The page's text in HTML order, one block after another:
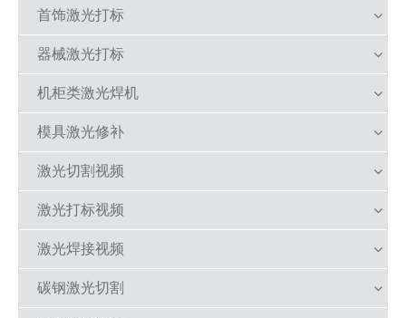
首饰激光打标
器械激光打标
机柜类激光焊机
模具激光修补
激光切割视频
激光打标视频
激光焊接视频
碳钢激光切割